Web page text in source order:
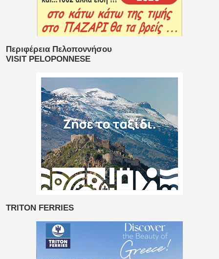
Περιφέρεια Πελοποννήσου
VISIT PELOPONNESE
TRITON FERRIES